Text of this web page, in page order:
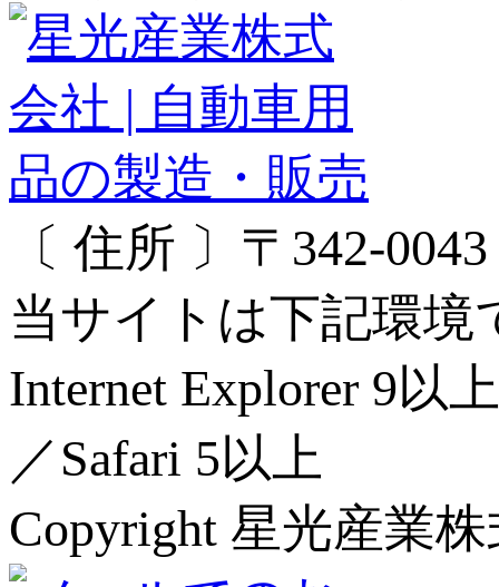
〔 住所 〕〒342-
当サイトは下記環
Internet Explorer 9以
／Safari 5以上
Copyright 星光産業